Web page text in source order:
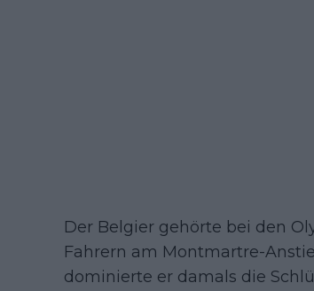
Der Belgier gehörte bei den
Fahrern am Montmartre-
dominierte er damals die